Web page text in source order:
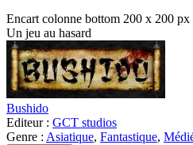
Encart colonne bottom 200 x 200 px
Un jeu au hasard
Bushido
Editeur : GCT studios
Genre : Asiatique, Fantastique,